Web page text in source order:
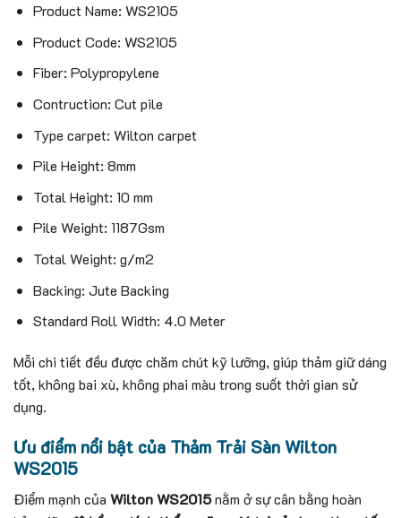
Product Name: WS2105
Product Code: WS2105
Fiber: Polypropylene
Contruction: Cut pile
Type carpet: Wilton carpet
Pile Height: 8mm
Total Height: 10 mm
Pile Weight: 1187Gsm
Total Weight: g/m2
Backing: Jute Backing
Standard Roll Width: 4.0 Meter
Mỗi chi tiết đều được chăm chút kỹ lưỡng, giúp thảm giữ dáng
tốt, không bai xù, không phai màu trong suốt thời gian sử
dụng.
Ưu điểm nổi bật của Thảm Trải Sàn Wilton
WS2015
Điểm mạnh của Wilton WS2015nằm ở sự cân bằng hoàn